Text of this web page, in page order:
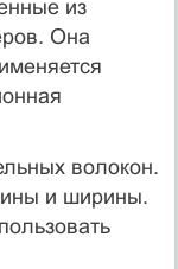
из
Она
волокон.
и ширины.